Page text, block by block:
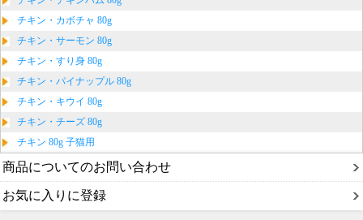
チキン・カボチャ 80g
チキン・サーモン 80g
チキン・すり身 80g
チキン・パイナップル 80g
チキン・キウイ 80g
チキン・チーズ 80g
チキン 80g 子猫用
商品についてのお問い合わせ
お気に入りに登録